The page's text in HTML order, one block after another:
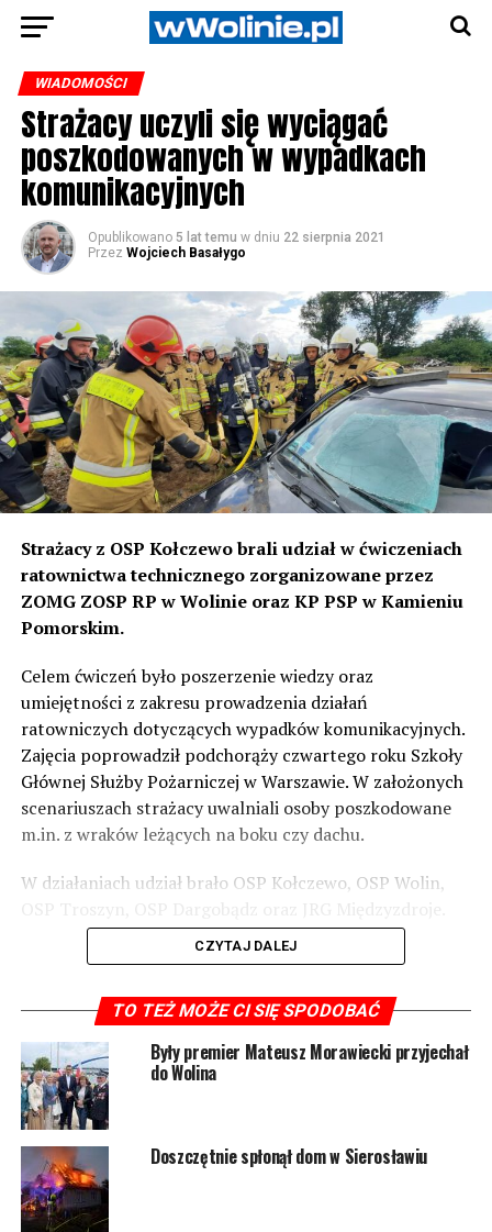
WIADOMOŚCI
Strażacy uczyli się wyciągać
poszkodowanych w wypadkach
komunikacyjnych
Opublikowano 5 lat temu w dniu 22 sierpnia 2021
Przez Wojciech Basałygo
Strażacy z OSP Kołczewo brali udział w ćwiczeniach
ratownictwa technicznego zorganizowane przez
ZOMG ZOSP RP w Wolinie oraz KP PSP w Kamieniu
Pomorskim.
Celem ćwiczeń było poszerzenie wiedzy oraz
umiejętności z zakresu prowadzenia działań
ratowniczych dotyczących wypadków komunikacyjnych.
Zajęcia poprowadził podchorąży czwartego roku Szkoły
Głównej Służby Pożarniczej w Warszawie. W założonych
scenariuszach strażacy uwalniali osoby poszkodowane
m.in. z wraków leżących na boku czy dachu.
W działaniach udział brało OSP Kołczewo, OSP Wolin,
POWIĄZANE TEMATY: WOLIN
NASTĘPNY
Wycieńczony pies skamlał o pomoc. Uratowali go
strażacy
NIE PRZEGAP
Wkrótce będzie można przejechać na rowerze z Wolina
do Międzyzdrojów
CZYTAJ DALEJ
TO TEŻ MOŻE CI SIĘ SPODOBAĆ
Były premier Mateusz Morawiecki przyjechał
do Wolina
Doszczętnie spłonął dom w Sierosławiu